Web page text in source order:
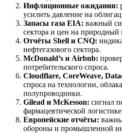
Инфляционные ожидания:
усилить давление на
Запасы газа EIA: важный
сектора и цен на природный
Отчёты Shell и CNQ:
нефтегазового сектора.
McDonald’s и Airbnb:
потребительского спроса.
Cloudflare, CoreWeave,
спроса на технологии,
полупроводники.
Gilead и McKesson: сигнал
фармацевтической
Европейские отчёты:
обороны и промышленной